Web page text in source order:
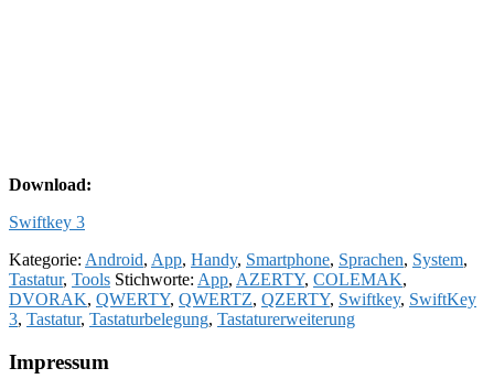
Download:
Swiftkey 3
Kategorie: Android, App, Handy, Smartphone, Sprachen, System,
Tastatur, Tools Stichworte: App, AZERTY, COLEMAK,
DVORAK, QWERTY, QWERTZ, QZERTY, Swiftkey, SwiftKey
3, Tastatur, Tastaturbelegung, Tastaturerweiterung
Footer
Impressum